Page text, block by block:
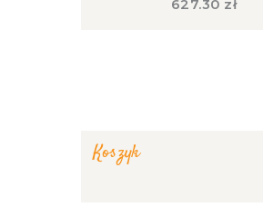
627.30 zł
Koszyk